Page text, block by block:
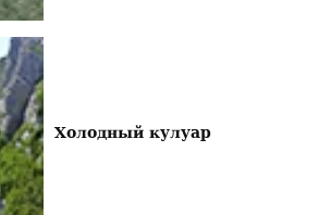
Холодный кулуар